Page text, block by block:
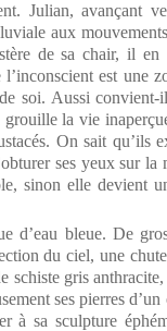
Julian, avançant
aux
de sa chair, il
est une
soi. Aussi
grouille la vie
On sait qu’ils
ses yeux sur
sinon elle devient
d’eau bleue. De
du ciel, une
schiste gris
ses pierres
à sa sculpture